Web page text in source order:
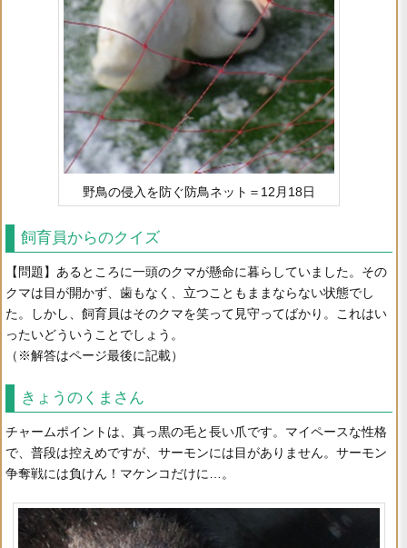
野鳥の侵入を防ぐ防鳥ネット＝12月18日
飼育員からのクイズ
【問題】あるところに一頭のクマが懸命に暮らしていました。その
クマは目が開かず、歯もなく、立つこともままならない状態でし
た。しかし、飼育員はそのクマを笑って見守ってばかり。これはい
ったいどういうことでしょう。
（※解答はページ最後に記載）
きょうのくまさん
チャームポイントは、真っ黒の毛と長い爪です。マイペースな性格
で、普段は控えめですが、サーモンには目がありません。サーモン
争奪戦には負けん！マケンコだけに…。